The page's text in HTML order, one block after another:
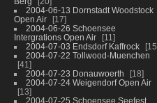
2004-06-13 Dornstadt Woodstock
Open Air
17
2004-06-26 Schoensee
Intergrations Open Air
11
2004-07-03 Endsdorf Kaffrock
15
2004-07-22 Tollwood-Muenchen
41
2004-07-23 Donauwoerth
18
2004-07-24 Weigendorf Open Air
13
2004-07-25 Schoensee Seefest